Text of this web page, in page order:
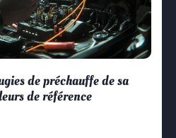
de préchauffe de sa
de référence